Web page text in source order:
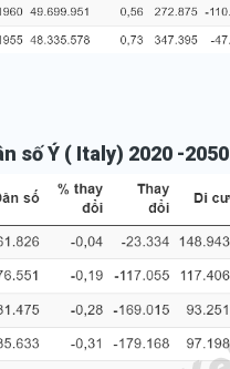
số Ý ( Italy) 2020 -2050